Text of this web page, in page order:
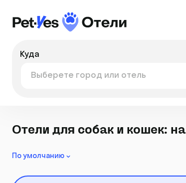
Куда
Отели для собак и кошек:
По умолчанию